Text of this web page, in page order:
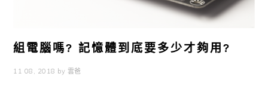
組電腦嗎? 記憶體到底要多少才夠用?
11 08, 2018 by 雲爸